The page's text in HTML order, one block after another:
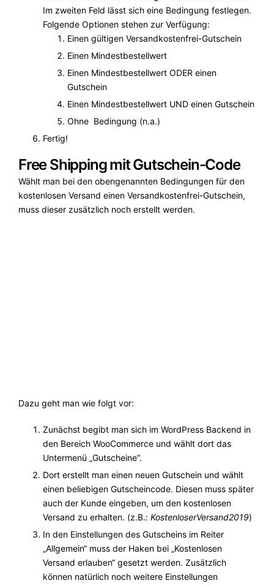
Im zweiten Feld lässt sich eine Bedingung festlegen.
Folgende Optionen stehen zur Verfügung:
Einen gültigen Versandkostenfrei-Gutschein
Einen Mindestbestellwert
Einen Mindestbestellwert ODER einen
Gutschein
Einen Mindestbestellwert UND einen Gutschein
Ohne Bedingung (n.a.)
Fertig!
Free Shipping mit Gutschein-Code
Wählt man bei den obengenannten Bedingungen für den
kostenlosen Versand einen Versandkostenfrei-Gutschein,
muss dieser zusätzlich noch erstellt werden.
Dazu geht man wie folgt vor:
Zunächst begibt man sich im WordPress Backend in
den Bereich WooCommerce und wählt dort das
Untermenü „Gutscheine“.
Dort erstellt man einen neuen Gutschein und wählt
einen beliebigen Gutscheincode. Diesen muss später
auch der Kunde eingeben, um den kostenlosen
Versand zu erhalten. (z.B.: KostenloserVersand2019)
In den Einstellungen des Gutscheins im Reiter
„Allgemein“ muss der Haken bei „Kostenlosen
Versand erlauben“ gesetzt werden. Zusätzlich
können natürlich noch weitere Einstellungen